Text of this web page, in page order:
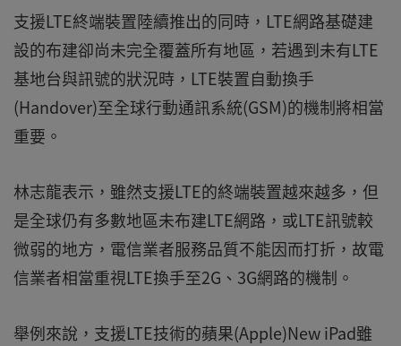
支援LTE終端裝置陸續推出的同時，LTE網路基礎建
設的布建卻尚未完全覆蓋所有地區，若遇到未有LTE
基地台與訊號的狀況時，LTE裝置自動換手
(Handover)至全球行動通訊系統(GSM)的機制將相當
重要。
林志龍表示，雖然支援LTE的終端裝置越來越多，但
是全球仍有多數地區未布建LTE網路，或LTE訊號較
微弱的地方，電信業者服務品質不能因而打折，故電
信業者相當重視LTE換手至2G、3G網路的機制。
舉例來說，支援LTE技術的蘋果(Apple)New iPad雖